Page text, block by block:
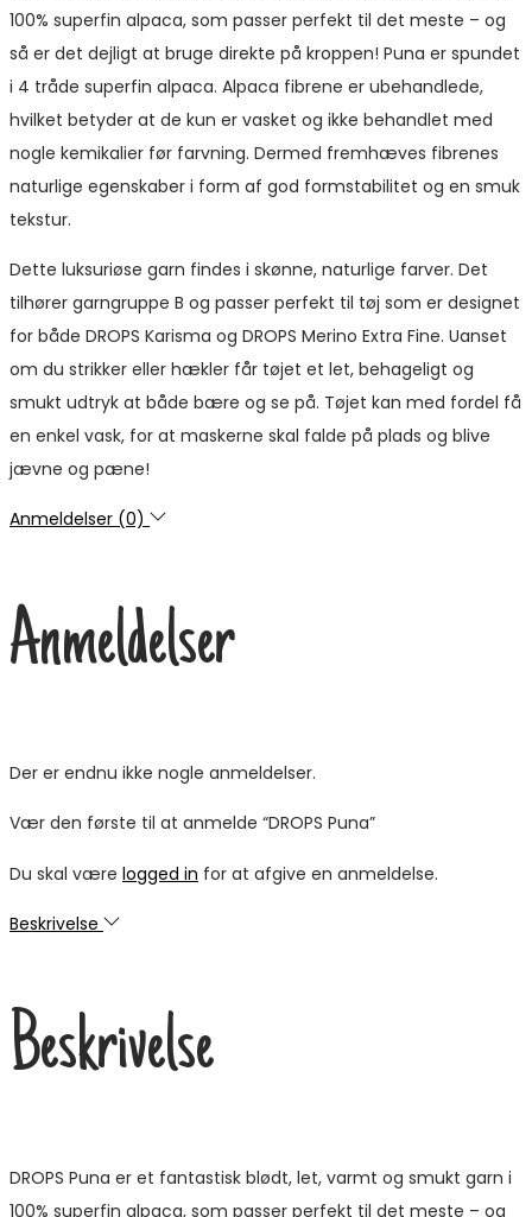
100% superfin alpaca, som passer perfekt til det meste – og
så er det dejligt at bruge direkte på kroppen! Puna er spundet
i 4 tråde superfin alpaca. Alpaca fibrene er ubehandlede,
hvilket betyder at de kun er vasket og ikke behandlet med
nogle kemikalier før farvning. Dermed fremhæves fibrenes
naturlige egenskaber i form af god formstabilitet og en smuk
tekstur.
Dette luksuriøse garn findes i skønne, naturlige farver. Det
tilhører garngruppe B og passer perfekt til tøj som er designet
for både DROPS Karisma og DROPS Merino Extra Fine. Uanset
om du strikker eller hækler får tøjet et let, behageligt og
smukt udtryk at både bære og se på. Tøjet kan med fordel få
en enkel vask, for at maskerne skal falde på plads og blive
jævne og pæne!
Anmeldelser (0)
Anmeldelser
Der er endnu ikke nogle anmeldelser.
Vær den første til at anmelde “DROPS Puna”
Du skal være logged in for at afgive en anmeldelse.
Beskrivelse
Beskrivelse
DROPS Puna er et fantastisk blødt, let, varmt og smukt garn i
100% superfin alpaca, som passer perfekt til det meste – og